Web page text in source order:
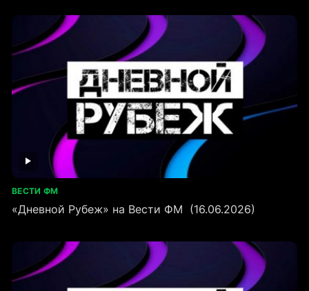
ВЕСТИ ФМ
«Дневной Рубеж» на Вести ФМ (16.06.2026)